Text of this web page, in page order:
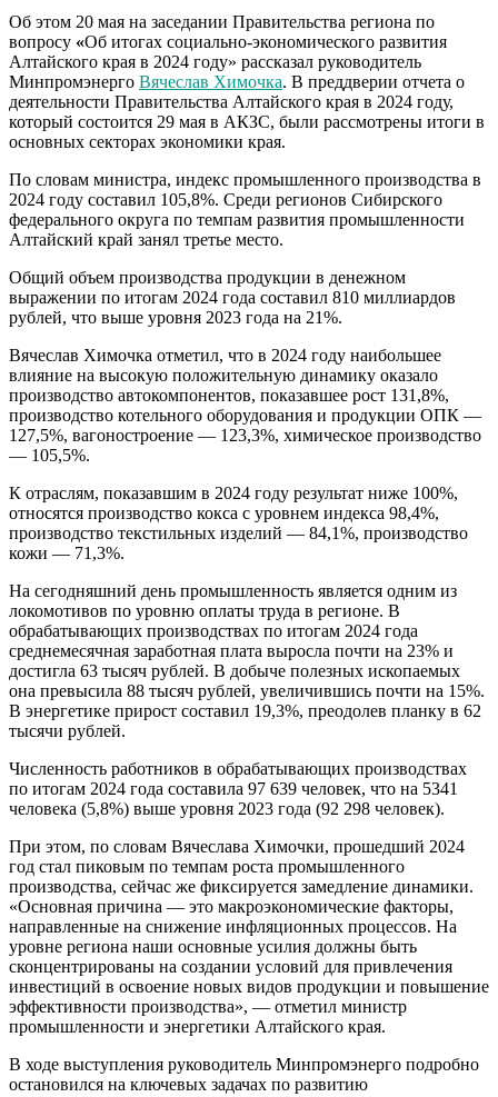
Об этом 20 мая на заседании Правительства региона по
вопросу «Об итогах социально-экономического развития
Алтайского края в 2024 году» рассказал руководитель
Минпромэнерго Вячеслав Химочка. В преддверии отчета о
деятельности Правительства Алтайского края в 2024 году,
который состоится 29 мая в АКЗС, были рассмотрены итоги в
основных секторах экономики края.
По словам министра, индекс промышленного производства в
2024 году составил 105,8%. Среди регионов Сибирского
федерального округа по темпам развития промышленности
Алтайский край занял третье место.
Общий объем производства продукции в денежном
выражении по итогам 2024 года составил 810 миллиардов
рублей, что выше уровня 2023 года на 21%.
Вячеслав Химочка отметил, что в 2024 году наибольшее
влияние на высокую положительную динамику оказало
производство автокомпонентов, показавшее рост 131,8%,
производство котельного оборудования и продукции ОПК —
127,5%, вагоностроение — 123,3%, химическое производство
— 105,5%.
К отраслям, показавшим в 2024 году результат ниже 100%,
относятся производство кокса с уровнем индекса 98,4%,
производство текстильных изделий — 84,1%, производство
кожи — 71,3%.
На сегодняшний день промышленность является одним из
локомотивов по уровню оплаты труда в регионе. В
обрабатывающих производствах по итогам 2024 года
среднемесячная заработная плата выросла почти на 23% и
достигла 63 тысяч рублей. В добыче полезных ископаемых
она превысила 88 тысяч рублей, увеличившись почти на 15%.
В энергетике прирост составил 19,3%, преодолев планку в 62
тысячи рублей.
Численность работников в обрабатывающих производствах
по итогам 2024 года составила 97 639 человек, что на 5341
человека (5,8%) выше уровня 2023 года (92 298 человек).
При этом, по словам Вячеслава Химочки, прошедший 2024
год стал пиковым по темпам роста промышленного
производства, сейчас же фиксируется замедление динамики.
«Основная причина — это макроэкономические факторы,
направленные на снижение инфляционных процессов. На
уровне региона наши основные усилия должны быть
сконцентрированы на создании условий для привлечения
инвестиций в освоение новых видов продукции и повышение
эффективности производства», — отметил министр
промышленности и энергетики Алтайского края.
В ходе выступления руководитель Минпромэнерго подробно
остановился на ключевых задачах по развитию